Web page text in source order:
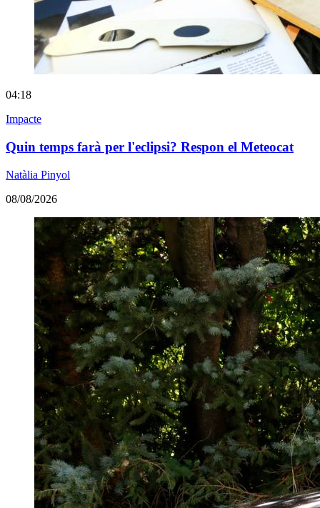
04:18
Impacte
Quin temps farà per l'eclipsi? Respon el Meteocat
Natàlia Pinyol
08/08/2026